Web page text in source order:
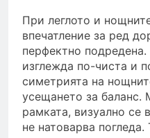
При леглото и
впечатление за ред
перфектно
изглежда по-чиста и
симетрията на
усещането за баланс.
рамката, визуално се
не натоварва